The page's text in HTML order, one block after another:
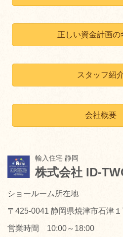
正しい資金計画の
スタッフ紹
会社概要
輸入住宅 静岡
株式会社 ID-
ショールーム所在地
〒425-0041 静岡県焼津市石津１
営業時間 10:00～18:00